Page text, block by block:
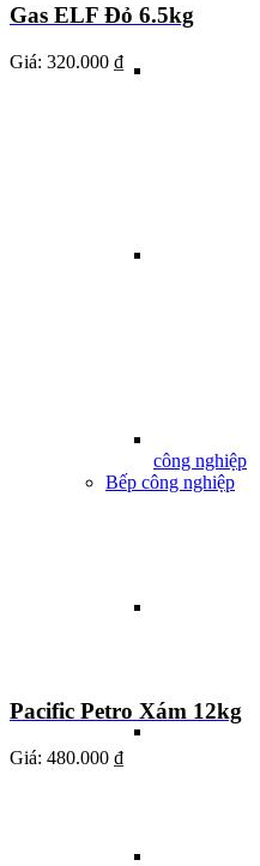
công nghiệp
Bếp công nghiệp
Gas ELF Đỏ 6.5kg
Giá: 320.000 ₫
Pacific Petro Xám 12kg
Giá: 480.000 ₫